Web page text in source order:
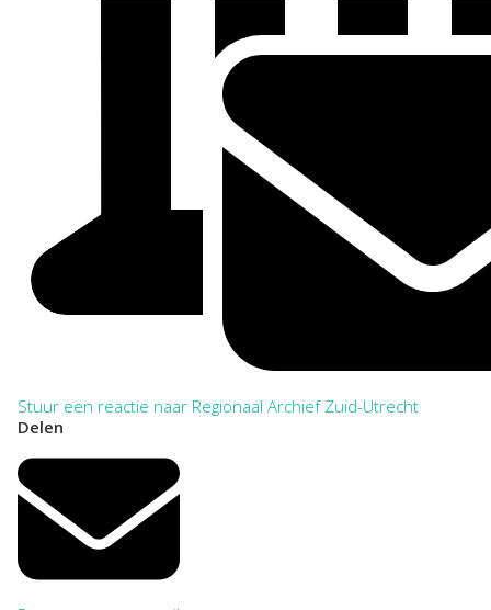
Stuur een reactie naar Regionaal Archief Zuid-Utrecht
Delen